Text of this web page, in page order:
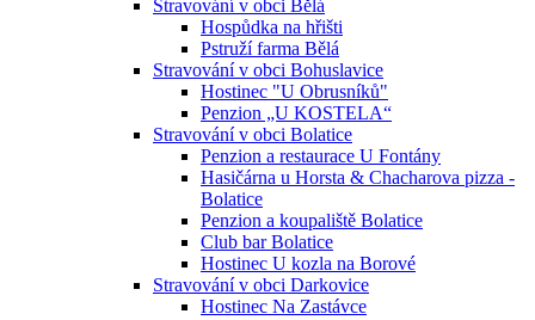
Stravování v obci Bělá
Hospůdka na hřišti
Pstruží farma Bělá
Stravování v obci Bohuslavice
Hostinec "U Obrusníků"
Penzion „U KOSTELA“
Stravování v obci Bolatice
Penzion a restaurace U Fontány
Hasičárna u Horsta & Chacharova pizza -
Bolatice
Penzion a koupaliště Bolatice
Club bar Bolatice
Hostinec U kozla na Borové
Stravování v obci Darkovice
Hostinec Na Zastávce